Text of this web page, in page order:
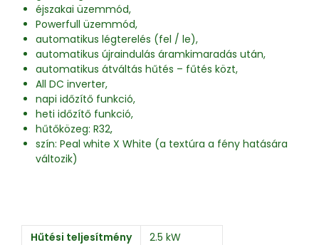
éjszakai üzemmód,
Powerfull üzemmód,
automatikus légterelés (fel / le),
automatikus újraindulás áramkimaradás után,
automatikus átváltás hűtés – fűtés közt,
All DC inverter,
napi időzítő funkció,
heti időzítő funkció,
hűtőközeg: R32,
szín: Peal white X White (a textúra a fény hatására
változik)
Hűtési teljesítmény
2.5 kW